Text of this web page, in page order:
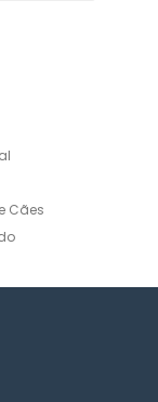
Cães
Cães